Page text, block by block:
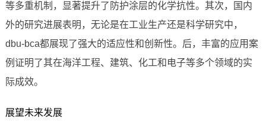
等多重机制，显著提升了防护涂层的化学抗性。其次，国内
外的研究进展表明，无论是在工业生产还是科学研究中，
dbu-bca都展现了强大的适应性和创新性。后，丰富的应用案
例证明了其在海洋工程、建筑、化工和电子等多个领域的实
际成效。
展望未来发展